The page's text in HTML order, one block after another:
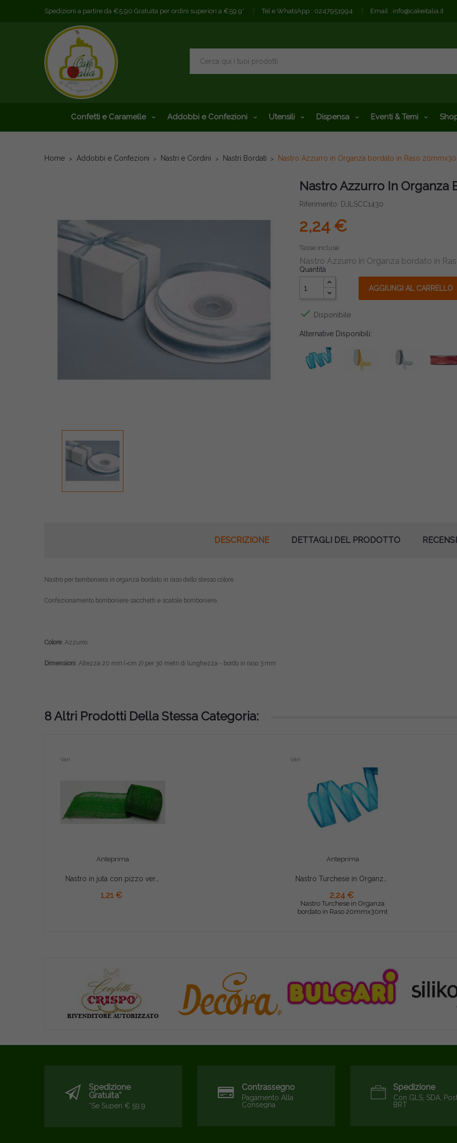
Spedizioni a partire da €5,90 Gratuita per ordini superiori a €59,9* Tel e WhatsApp : 0247951994 Email : info@cakeitalia.it
Confetti e Caramelle Addobbi e Confezioni Utensili Dispensa Eventi & Temi
Home Addobbi e Confezioni Nastri e Cordini Nastri Bordati Nastro Azzurro in Organza bordato in Raso
Nastro Azzurro In Organza
Riferimento: DJLSCC1430
2,24 €
Tasse incluse
Nastro Azzurro in Organza bordato in
Quantità
AGGIUNGI AL CARRELLO
 Disponibile
Alternative Disponibili:
DESCRIZIONE DETTAGLI DEL PRODOTTO
Nastro per bomboniera in organza bordato in raso dello stesso colore
Confezionamento bomboniere sacchetti e scatole bomboniere.
Colore: Azzurro
Dimensioni: Altezza 20 mm (=cm 2) per 30 metri di lunghezza - bordo in raso 3 mm
8 Altri Prodotti Della Stessa Categoria:
Anteprima
Vari
1,21 €
AGGIUNGI AL CARRELLO
Anteprima
Vari
2,24 €
Nastro Turchese in Organza
bordato in Raso 20mmx30mt
AGGIUNGI AL CARRELLO
Spedizione
Gratuita*
*se Superi € 59,9
Contrassegno
Pagamento Alla
Consegna
Spedizione
Con GLS, SDA,
BRT